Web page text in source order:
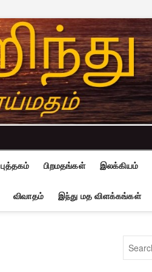
புத்தகம் பிறமதங்கள் இலக்கியம்
விவாதம் இந்து மத விளக்கங்கள்